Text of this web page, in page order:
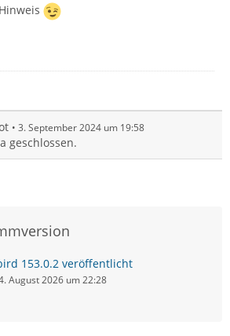
3. September 2024 um 19:58
geschlossen.
153.0.2 veröffentlicht
August 2026 um 22:28